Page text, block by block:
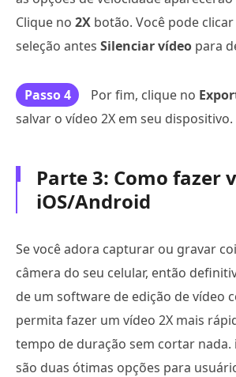
Clique no 2X botão. Você pode
seleção antes Silenciar vídeo para
Passo 4 Por fim, clique no
salvar o vídeo 2X em seu dispositivo.
Parte 3: Como fazer
iOS/Android
Se você adora capturar ou gravar
câmera do seu celular, então
de um software de edição de vídeo
permita fazer um vídeo 2X mais
tempo de duração sem cortar nada.
são duas ótimas opções para